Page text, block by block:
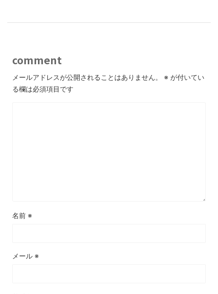
comment
メールアドレスが公開されることはありません。 ※ が付いてい
る欄は必須項目です
名前 ※
メール ※